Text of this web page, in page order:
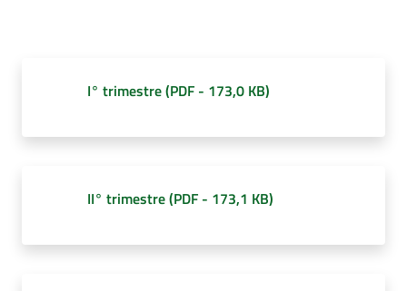
Menu selezionato
Seguici
I° trimestre(PDF - 173,0 KB)
II° trimestre(PDF - 173,1 KB)